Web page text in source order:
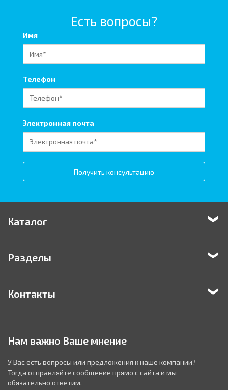
Есть вопросы?
Имя
Телефон
Электронная почта
Получить консультацию
Каталог
Разделы
Контакты
Нам важно Ваше мнение
У Вас есть вопросы или предложения к наше компании?
Тогда отправляйте сообщение прямо с сайта и мы
обязательно ответим.